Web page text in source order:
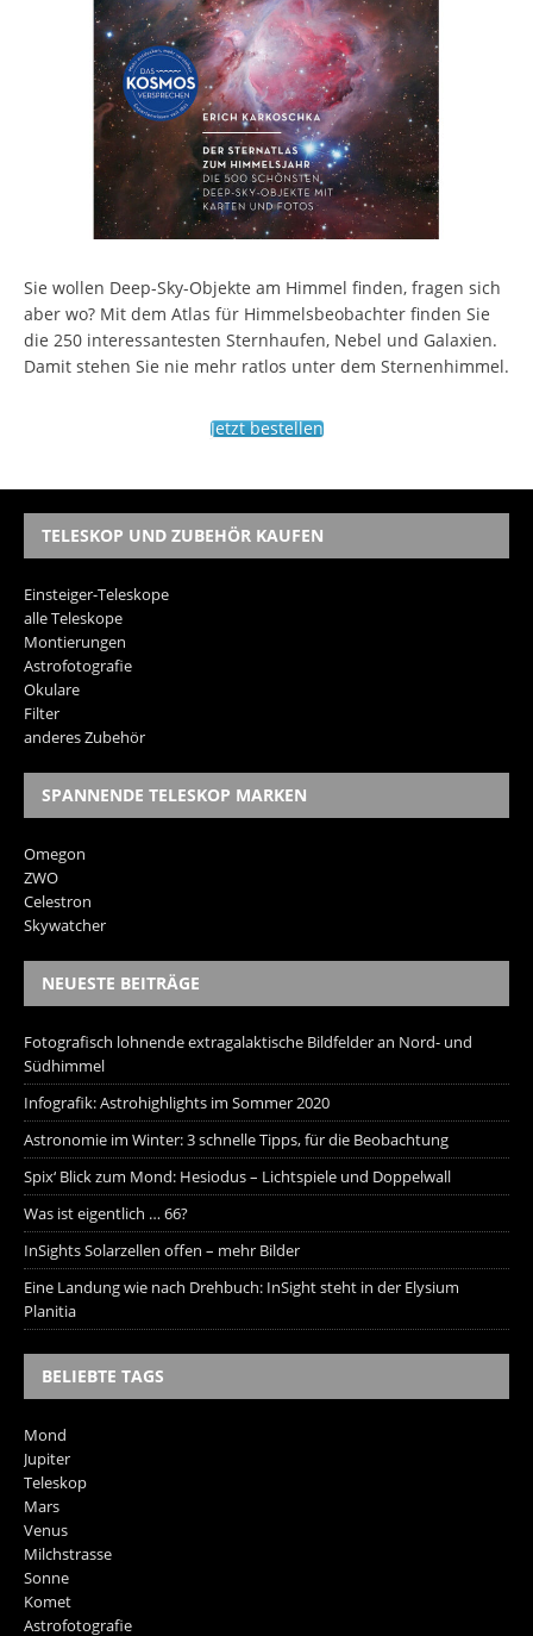
Sie wollen Deep-Sky-Objekte am Himmel finden, fragen sich
aber wo? Mit dem Atlas für Himmelsbeobachter finden Sie
die 250 interessantesten Sternhaufen, Nebel und Galaxien.
Damit stehen Sie nie mehr ratlos unter dem Sternenhimmel.
Jetzt bestellen
TELESKOP UND ZUBEHÖR KAUFEN
Einsteiger-Teleskope
alle Teleskope
Montierungen
Astrofotografie
Okulare
Filter
anderes Zubehör
SPANNENDE TELESKOP MARKEN
Omegon
ZWO
Celestron
Skywatcher
NEUESTE BEITRÄGE
Fotografisch lohnende extragalaktische Bildfelder an Nord- und
Südhimmel
Infografik: Astrohighlights im Sommer 2020
Astronomie im Winter: 3 schnelle Tipps, für die Beobachtung
Spix‘ Blick zum Mond: Hesiodus – Lichtspiele und Doppelwall
Was ist eigentlich … 66?
InSights Solarzellen offen – mehr Bilder
Eine Landung wie nach Drehbuch: InSight steht in der Elysium
Planitia
BELIEBTE TAGS
Mond
Jupiter
Teleskop
Mars
Venus
Milchstrasse
Sonne
Komet
Astrofotografie